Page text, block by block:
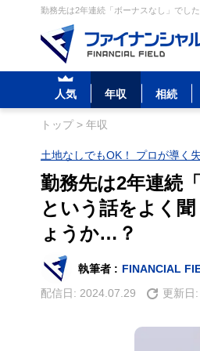
勤務先は2年連続「ボーナスなし」でし
人気 年収 相続
トップ> 年収
土地なしでもOK！ プロが導く
勤務先は2年連続
という話をよく
ょうか…？
執筆者 : FINANCIAL
配信日: 2024.07.29 更新日: